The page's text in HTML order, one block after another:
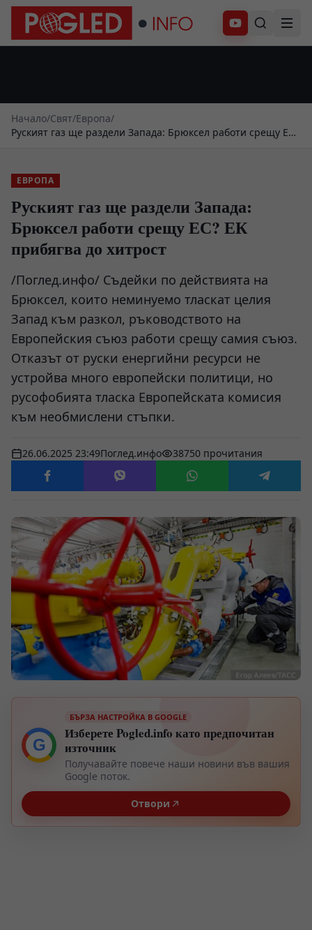
Абонирай се
Начало/Свят/Европа/
Руският газ ще раздели Запада: Брюксел работи срещу ЕС?
ЕВРОПА
Руският газ ще раздели Запада:
Брюксел работи срещу ЕС? ЕК
прибягва до хитрост
/Поглед.инфо/ Съдейки по действията на
Брюксел, които неминуемо тласкат целия
Запад към разкол, ръководството на
Европейския съюз работи срещу самия съюз.
Отказът от руски енергийни ресурси не
устройва много европейски политици, но
русофобията тласка Европейската комисия
към необмислени стъпки.
26.06.2025 23:49Поглед.инфо 38750 прочитания
G
БЪРЗА НАСТРОЙКА В GOOGLE
Изберете Pogled.info като предпочитан
източник
Получавайте повече наши новини във вашия
Google поток.
Отвори